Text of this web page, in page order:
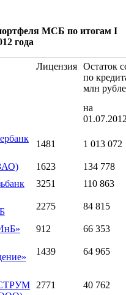
МСБ по итогам I
года
Лицензия Остаток
по
млн
на
1481 1 013 072
1623
134 778
3251 110 863
2275 84 815
912 66 353
1439 64 965
2771 40 762